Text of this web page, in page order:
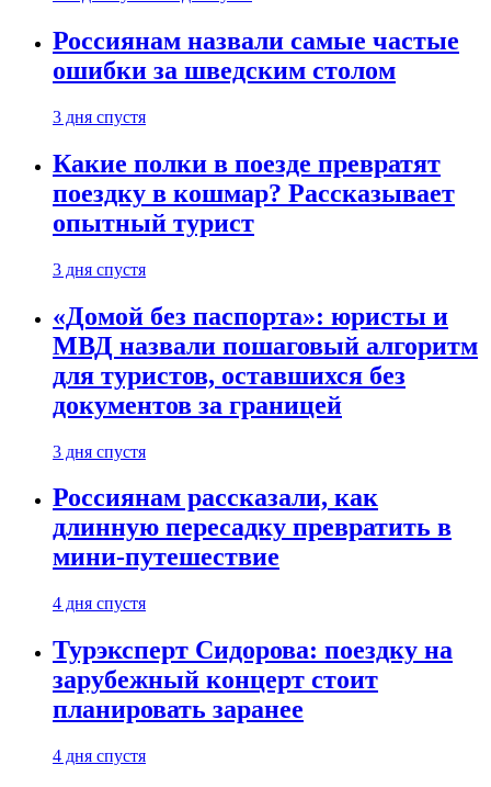
Россиянам назвали самые частые
ошибки за шведским столом
3 дня спустя
Какие полки в поезде превратят
поездку в кошмар? Рассказывает
опытный турист
3 дня спустя
«Домой без паспорта»: юристы и
МВД назвали пошаговый алгоритм
для туристов, оставшихся без
документов за границей
3 дня спустя
Россиянам рассказали, как
длинную пересадку превратить в
мини-путешествие
4 дня спустя
Турэксперт Сидорова: поездку на
зарубежный концерт стоит
планировать заранее
4 дня спустя